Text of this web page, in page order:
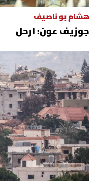
هشام بو ناصيف
جوزيف عون: ارحل